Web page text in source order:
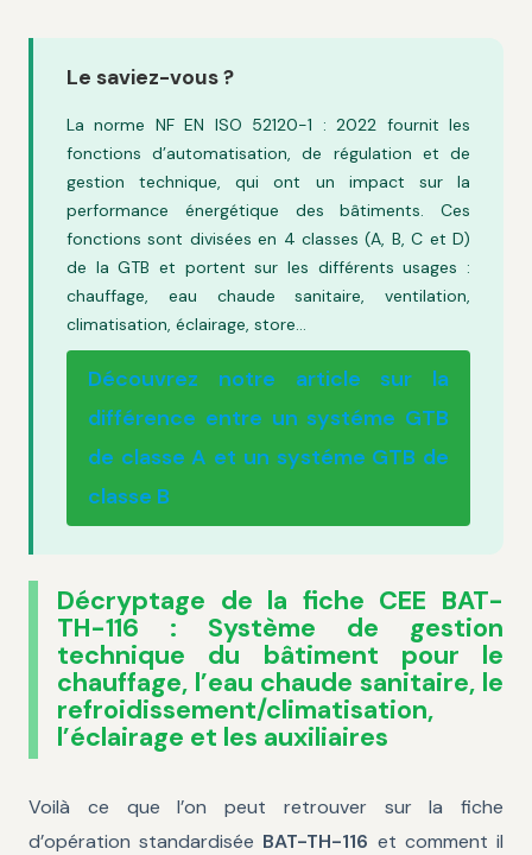
Le saviez-vous ?
La norme NF EN ISO 52120-1 : 2022 fournit les
fonctions d’automatisation, de régulation et de
gestion technique, qui ont un impact sur la
performance énergétique des bâtiments. Ces
fonctions sont divisées en 4 classes (A, B, C et D)
de la GTB et portent sur les différents usages :
chauffage, eau chaude sanitaire, ventilation,
climatisation, éclairage, store…
Découvrez notre article sur la
différence entre un systéme GTB
de classe A et un systéme GTB de
classe B
Décryptage de la fiche CEE BAT-
TH-116 : Système de gestion
technique du bâtiment pour le
chauffage, l’eau chaude sanitaire, le
refroidissement/climatisation,
l’éclairage et les auxiliaires
Voilà ce que l’on peut retrouver sur la fiche
d’opération standardisée BAT-TH-116 et comment il